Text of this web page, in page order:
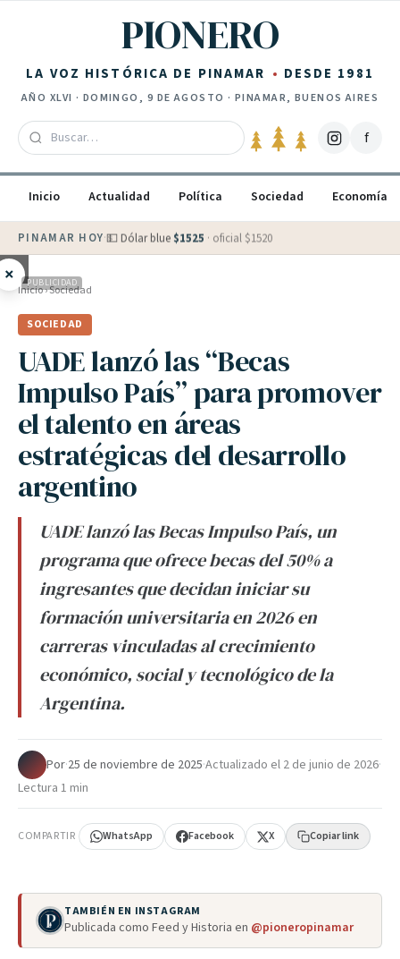
PIONERO
LA VOZ HISTÓRICA DE PINAMAR DESDE 1981
AÑO XLVI · DOMINGO, 9 DE AGOSTO · PINAMAR, BUENOS AIRES
f
Inicio Actualidad Política Sociedad Economía
PINAMAR HOY·💵 Dólar blue $1525 · oficial $1520
× PUBLICIDAD
Inicio›Sociedad
SOCIEDAD
UADE lanzó las “Becas
Impulso País” para promover
el talento en áreas
estratégicas del desarrollo
argentino
UADE lanzó las Becas Impulso País, un
programa que ofrece becas del 50% a
ingresantes que decidan iniciar su
formación universitaria en 2026 en
carreras vinculadas al crecimiento
económico, social y tecnológico de la
Argentina.
Por·25 de noviembre de 2025·Actualizado el 2 de junio de 2026·
Lectura 1 min
COMPARTIR WhatsApp Facebook X Copiar link
TAMBIÉN EN INSTAGRAM
Publicada como Feed y Historia en @pioneropinamar